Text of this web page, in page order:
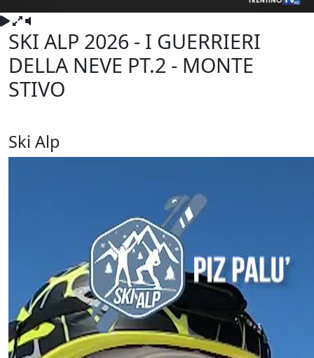
SKI ALP 2026 - I GUERRIERI
DELLA NEVE PT.2 - MONTE
STIVO
Ski Alp